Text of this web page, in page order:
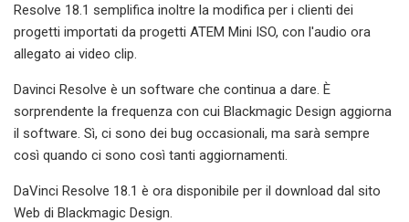
Resolve 18.1 semplifica inoltre la modifica per i clienti dei
progetti importati da progetti ATEM Mini ISO, con l'audio ora
allegato ai video clip.
Davinci Resolve è un software che continua a dare. È
sorprendente la frequenza con cui Blackmagic Design aggiorna
il software. Sì, ci sono dei bug occasionali, ma sarà sempre
così quando ci sono così tanti aggiornamenti.
DaVinci Resolve 18.1 è ora disponibile per il download dal sito
Web di Blackmagic Design.